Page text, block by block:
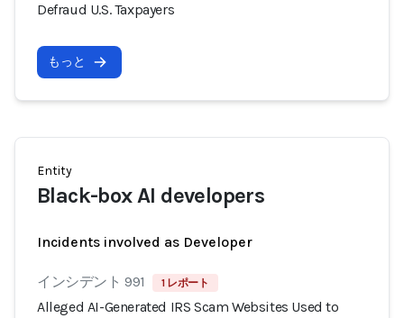
Defraud U.S. Taxpayers
もっと
Entity
Black-box AI developers
Incidents involved as Developer
インシデント 991 1 レポート
Alleged AI-Generated IRS Scam Websites Used to